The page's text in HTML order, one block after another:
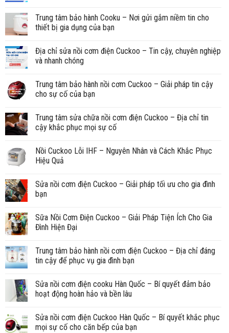
Trung tâm bảo hành Cooku – Nơi gửi gắm niềm tin cho
thiết bị gia dụng của bạn
Địa chỉ sửa nồi cơm điện Cuckoo – Tin cậy, chuyên nghiệp
và nhanh chóng
Trung tâm bảo hành nồi cơm Cuckoo – Giải pháp tin cậy
cho sự cố của bạn
Trung tâm sửa chữa nồi cơm điện Cuckoo – Địa chỉ tin
cậy khắc phục mọi sự cố
Nồi Cuckoo Lỗi IHF – Nguyên Nhân và Cách Khắc Phục
Hiệu Quả
Sửa nồi cơm điện Cuckoo – Giải pháp tối ưu cho gia đình
bạn
Sữa Nồi Cơm Điện Cuckoo – Giải Pháp Tiện Ích Cho Gia
Đình Hiện Đại
Trung tâm bảo hành nồi cơm điện Cuckoo – Địa chỉ đáng
tin cậy để phục vụ gia đình bạn
Sửa nồi cơm điện cooku Hàn Quốc – Bí quyết đảm bảo
hoạt động hoàn hảo và bền lâu
Sửa nồi cơm điện Cuckoo Hàn Quốc – Bí quyết khắc phục
mọi sự cố cho căn bếp của bạn